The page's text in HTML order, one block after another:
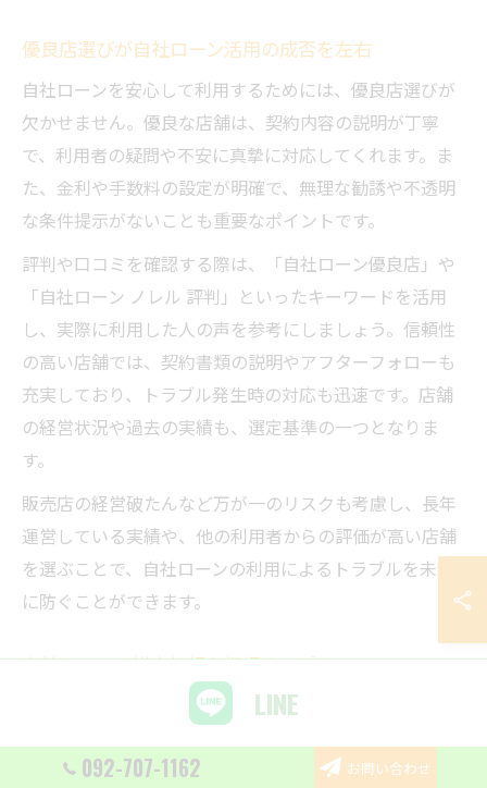
優良店選びが自社ローン活用の成否を左右
自社ローンを安心して利用するためには、優良店選びが
欠かせません。優良な店舗は、契約内容の説明が丁寧
で、利用者の疑問や不安に真摯に対応してくれます。ま
た、金利や手数料の設定が明確で、無理な勧誘や不透明
な条件提示がないことも重要なポイントです。
評判や口コミを確認する際は、「自社ローン優良店」や
「自社ローン ノレル 評判」といったキーワードを活用
し、実際に利用した人の声を参考にしましょう。信頼性
の高い店舗では、契約書類の説明やアフターフォローも
充実しており、トラブル発生時の対応も迅速です。店舗
の経営状況や過去の実績も、選定基準の一つとなりま
す。
販売店の経営破たんなど万が一のリスクも考慮し、長年
運営している実績や、他の利用者からの評価が高い店舗
を選ぶことで、自社ローンの利用によるトラブルを未然
に防ぐことができます。
自社ローンの総支払額を把握するポイント
自社ローンを利用する際、もっとも重要なのは総支払額
金利や手数料、頭金の有無、ボーナス払いの有無など、
LINE
092-707-1162 お問い合わせ